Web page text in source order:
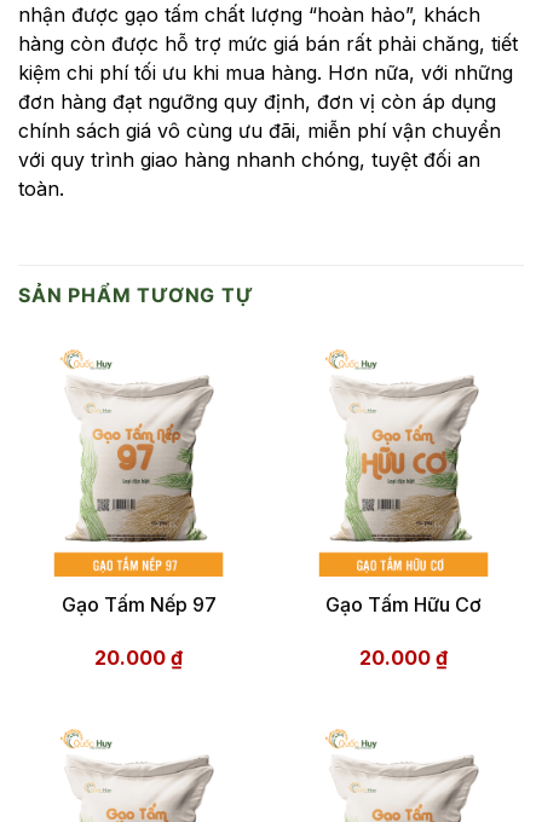
nhận được gạo tấm chất lượng “hoàn hảo”, khách
hàng còn được hỗ trợ mức giá bán rất phải chăng, tiết
kiệm chi phí tối ưu khi mua hàng. Hơn nữa, với những
đơn hàng đạt ngưỡng quy định, đơn vị còn áp dụng
chính sách giá vô cùng ưu đãi, miễn phí vận chuyển
với quy trình giao hàng nhanh chóng, tuyệt đối an
toàn.
SẢN PHẨM TƯƠNG TỰ
Gạo Tấm Nếp 97
20.000 ₫
Gạo Tấm Hữu Cơ
20.000 ₫